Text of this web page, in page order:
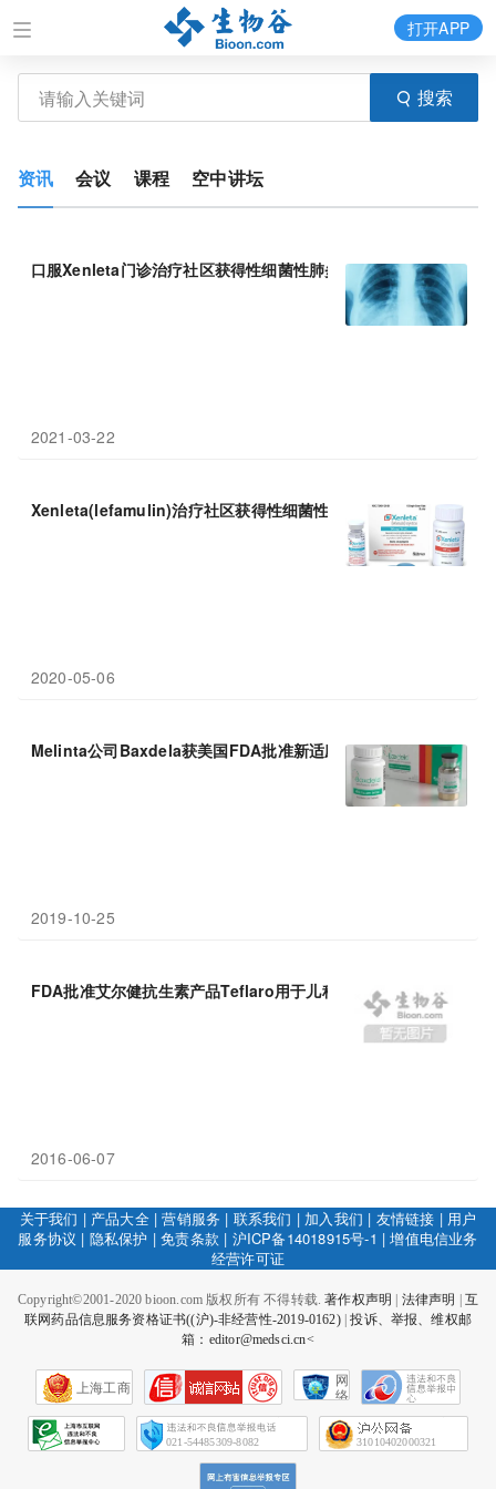
搜索
打开APP
资讯 会议 课程 空中讲坛
口服Xenleta门诊治疗社区获得性细菌性肺炎(CABP)：成功率＞
2021-03-22
Xenleta(lefamulin)治疗社区获得性细菌性肺炎( CABP)可快速出
2020-05-06
Melinta公司Baxdela获美国FDA批准新适应症，治疗社区获得性
2019-10-25
FDA批准艾尔健抗生素产品Teflaro用于儿科患者治疗ABSSSI和
2016-06-07
关于我们 | 产品大全|营销服务 | 联系我们 | 加入我们 | 友情链接 | 用户
服务协议 | 隐私保护 |免责条款 | 沪ICP备14018915号-1 |增值电信业务
经营许可证
Copyright©2001-2020 bioon.com 版权所有 不得转载.著作权声明 法律声明
互
联网药品信息服务资格证书((沪)-非经营性-2019-0162)|投诉、举报、维权邮
箱：editor@medsci.cn<
上海工商
网
络
会
征
021-54485309-8082 31010402000321